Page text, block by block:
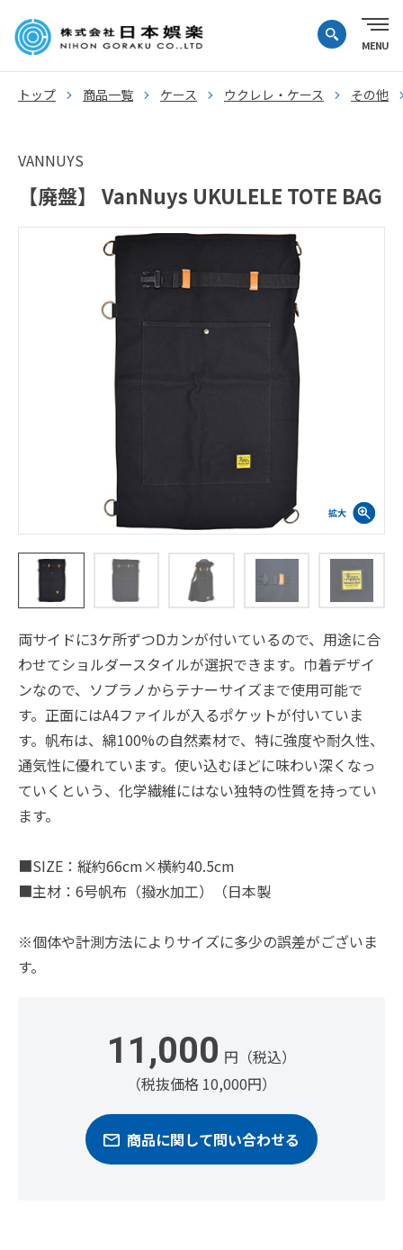
トップ 商品一覧 ケース ウクレレ・ケース その他
VANNUYS
【廃盤】 VanNuys UKULELE TOTE BAG
両サイドに3ケ所ずつDカンが付いているので、用途に合
わせてショルダースタイルが選択できます。巾着デザイ
ンなので、ソプラノからテナーサイズまで使用可能で
す。正面にはA4ファイルが入るポケットが付いていま
す。帆布は、綿100%の自然素材で、特に強度や耐久性、
通気性に優れています。使い込むほどに味わい深くなっ
ていくという、化学繊維にはない独特の性質を持ってい
ます。
■SIZE：縦約66cm×横約40.5cm
■主材：6号帆布（撥水加工）（日本製
※個体や計測方法によりサイズに多少の誤差がございま
す。
11,000 円（税込）
（税抜価格 10,000円）
商品に関して問い合わせる